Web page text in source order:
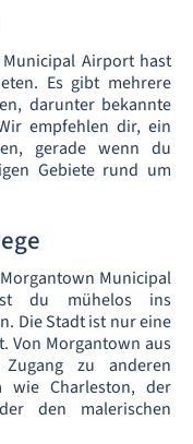
Airport hast
Es gibt mehrere
darunter bekannte
empfehlen dir, ein
gerade wenn du
Gebiete rund um
Municipal
du mühelos ins
Die Stadt ist nur eine
Von Morgantown aus
zu anderen
wie Charleston, der
den malerischen